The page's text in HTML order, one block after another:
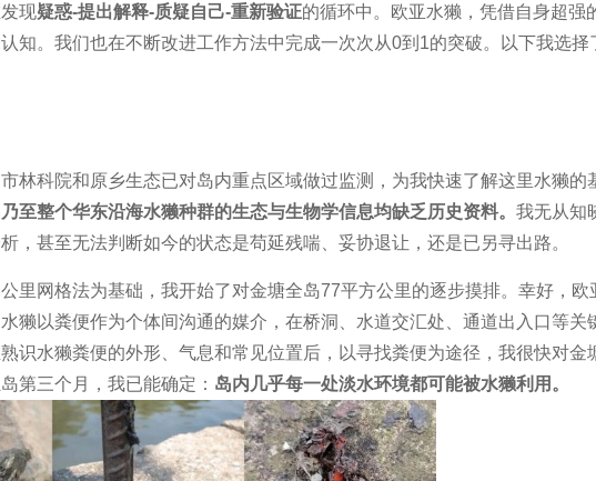
现疑惑-提出解释-质疑自己-重新验证的循环中。欧亚水獭，凭借自身超强
知。我们也在不断改进工作方法中完成一次次从0到1的突破。以下我选择
林科院和原乡生态已对岛内重点区域做过监测，为我快速了解这里水獭的
至整个华东沿海水獭种群的生态与生物学信息均缺乏历史资料。 我无从知
，甚至无法判断如今的状态是苟延残喘、妥协退让，还是已另寻出路。
里网格法为基础，我开始了对金塘全岛77平方公里的逐步摸排。幸好，欧
獭以粪便作为个体间沟通的媒介，在桥洞、水道交汇处、通道出入口等关
识水獭粪便的外形、气息和常见位置后，以寻找粪便为途径，我很快对金
第三个月，我已能确定： 岛内几乎每一处淡水环境都可能被水獭利用。